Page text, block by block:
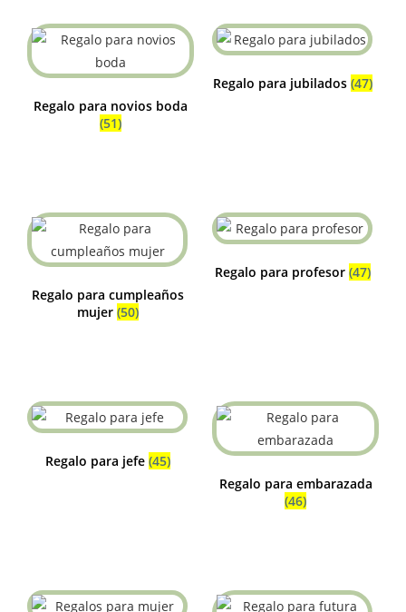
Regalo para novios boda
(51)
Regalo para jubilados (47)
Regalo para cumpleaños
mujer (50)
Regalo para profesor (47)
Regalo para jefe (45)
Regalo para embarazada
(46)